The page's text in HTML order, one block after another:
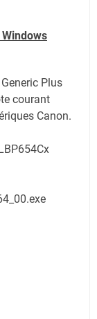
Plus
courant
Canon.